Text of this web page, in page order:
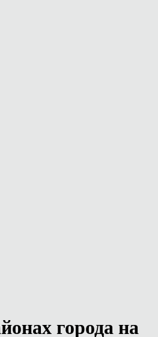
города на